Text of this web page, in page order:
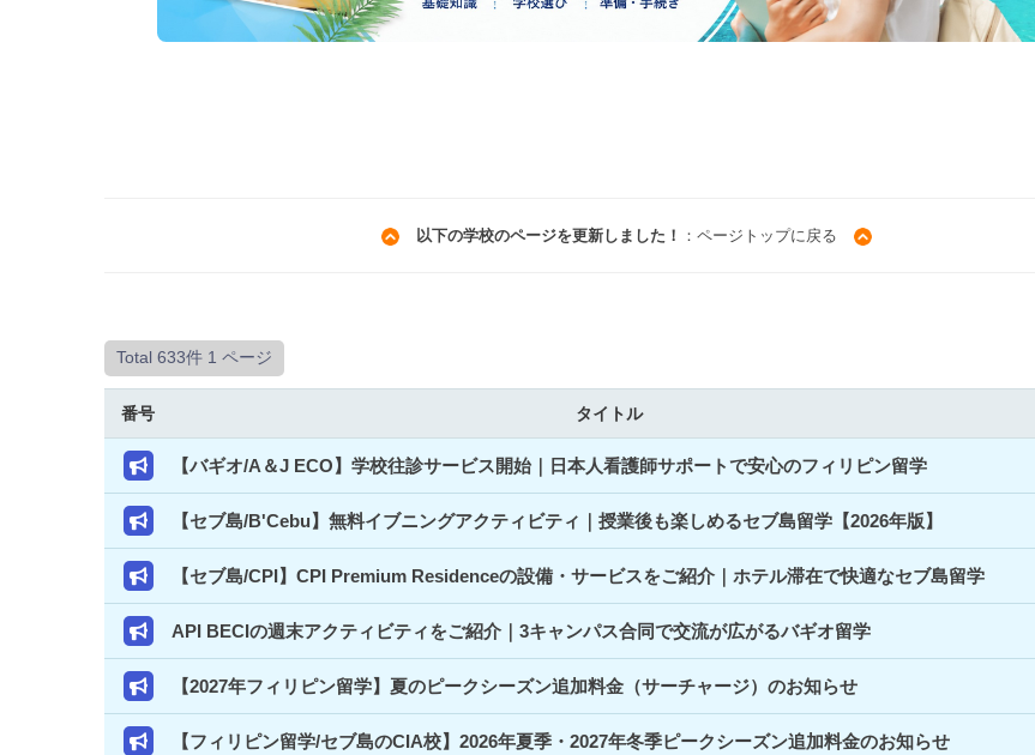
以下の学校のページを更新しました！ ：ページトップに戻る
Total 633件 1 ページ
番号 タイトル
【バギオ/A＆J ECO】学校往診サービス開始｜日本人看護師サポートで安心のフィリピン留学
【セブ島/B'Cebu】無料イブニングアクティビティ｜授業後も楽しめるセブ島留学【2026年版】
【セブ島/CPI】CPI Premium Residenceの設備・サービスをご紹介｜ホテル滞在で快適なセブ島留学
API BECIの週末アクティビティをご紹介｜3キャンパス合同で交流が広がるバギオ留学
【2027年フィリピン留学】夏のピークシーズン追加料金（サーチャージ）のお知らせ
【フィリピン留学/セブ島のCIA校】2026年夏季・2027年冬季ピークシーズン追加料金のお知らせ